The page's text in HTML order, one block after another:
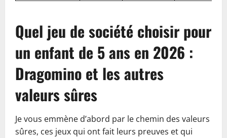
Quel jeu de société choisir pour
un enfant de 5 ans en 2026 :
Dragomino et les autres
valeurs sûres
Je vous emmène d’abord par le chemin des valeurs
sûres, ces jeux qui ont fait leurs preuves et qui